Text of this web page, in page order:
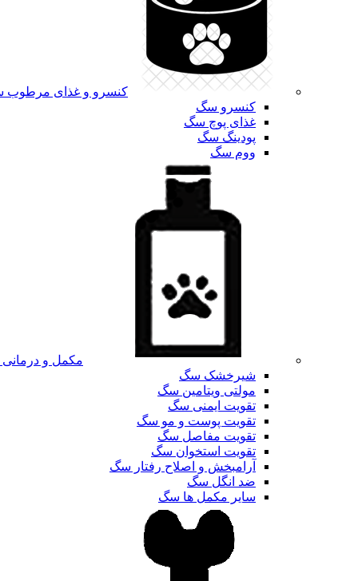
کنسرو و غذای
کنسرو سگ
غذای پوچ سگ
پودینگ سگ
ووم سگ
مکمل و
شیرخشک سگ
مولتی ویتامین سگ
تقویت ایمنی سگ
تقویت پوست و مو سگ
تقویت مفاصل سگ
تقویت استخوان سگ
آرامبخش و اصلاح رفتار سگ
ضد انگل سگ
سایر مکمل ها سگ